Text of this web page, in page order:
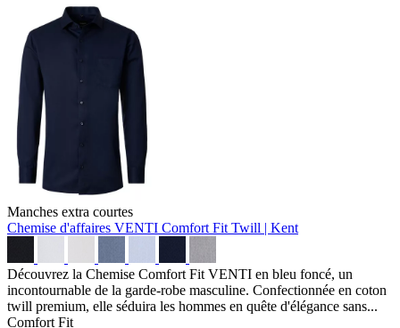
Manches extra courtes
Chemise d'affaires VENTI Comfort Fit Twill | Kent
Découvrez la Chemise Comfort Fit VENTI en bleu foncé, un
incontournable de la garde-robe masculine. Confectionnée en coton
twill premium, elle séduira les hommes en quête d'élégance sans...
Comfort Fit